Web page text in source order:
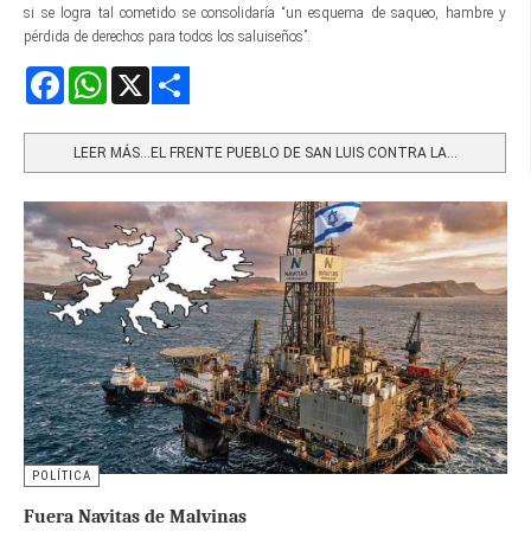
si se logra tal cometido se consolidaría “un esquema de saqueo, hambre y
pérdida de derechos para todos los saluiseños”.
FacebookWhatsApp
LEER MÁS…EL FRENTE PUEBLO DE SAN LUIS CONTRA LA...
POLÍTICA
Fuera Navitas de Malvinas